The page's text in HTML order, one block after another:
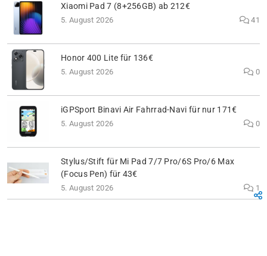
Xiaomi Pad 7 (8+256GB) ab 212€
5. August 2026 41
Honor 400 Lite für 136€
5. August 2026 0
iGPSport Binavi Air Fahrrad-Navi für nur 171€
5. August 2026 0
Stylus/Stift für Mi Pad 7/7 Pro/6S Pro/6 Max
(Focus Pen) für 43€
5. August 2026 1